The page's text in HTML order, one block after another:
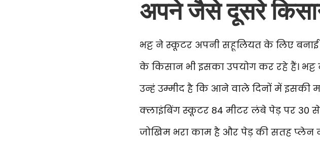
अपने जैसे दूसरे
भट्ट ने स्कूटर अपनी सहूलियत के लिए
के किसान भी इसका उपयोग कर रहे हैं।
उन्हं उम्मीद है कि आने वाले दिनों में इसकी
क्लाइंबिंग स्कूटर 84 मीटर लंबे पेड़ पर 30
जोखिम भरा काम है और पेड़ की सतह प्लेन